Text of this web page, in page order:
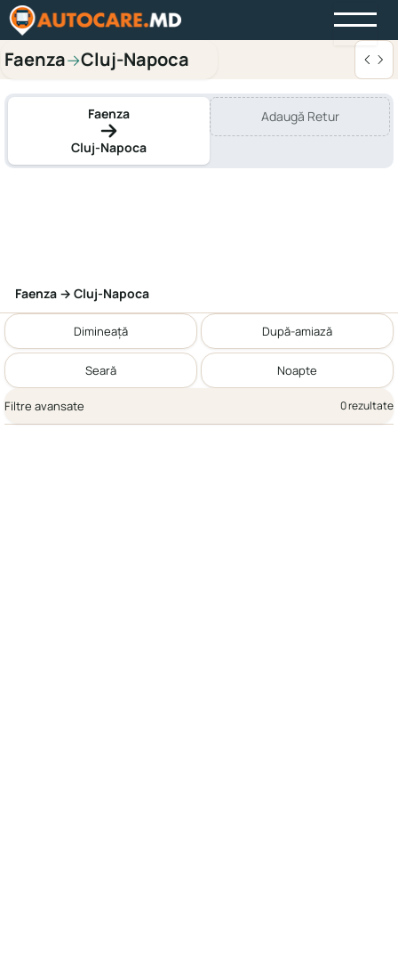
Faenza→Cluj-Napoca
Faenza
Cluj-Napoca
Adaugă Retur
Faenza → Cluj-Napoca
Dimineață După-amiază
Seară Noapte
Filtre avansate 0 rezultate